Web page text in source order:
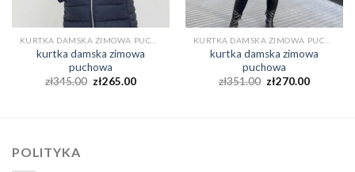
kurtka damska zimowa
puchowa
zł345.00 zł265.00
kurtka damska zimowa
puchowa
zł351.00 zł270.00
POLITYKA